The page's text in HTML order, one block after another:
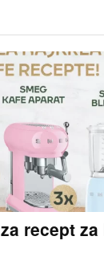
recept za